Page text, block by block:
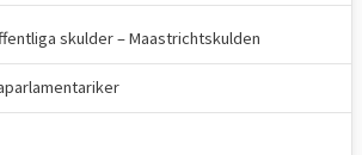
skulder – Maastrichtskulden